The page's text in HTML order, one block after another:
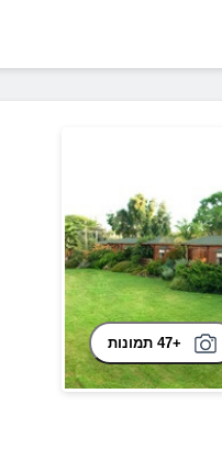
+47 תמונות